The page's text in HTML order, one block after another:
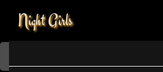
Night Girls
היא סקסית זורמת